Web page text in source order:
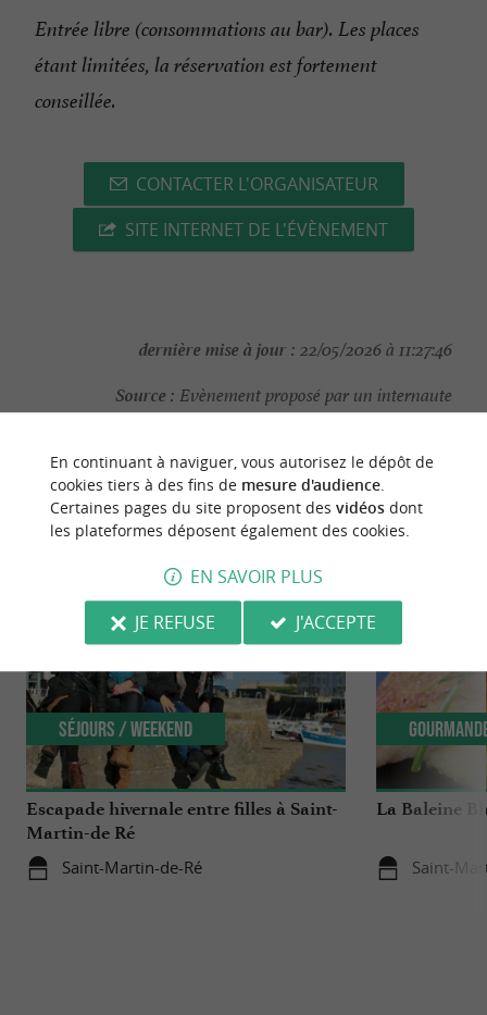
Entrée libre (consommations au bar). Les places
étant limitées, la réservation est fortement
conseillée.
CONTACTER L'ORGANISATEUR
SITE INTERNET DE L'ÉVÈNEMENT
dernière mise à jour : 22/05/2026 à 11:27:46
Source : Evènement proposé par un internaute
NOUS AVONS TESTÉPOUR VOUS
Escapade hivernale entre filles à Saint-
Martin-de Ré
Saint-Martin-de-Ré
Séjours / Weekend
La Baleine
Saint-
En continuant à naviguer, vous autorisez le dépôt de
cookies tiers à des fins de mesure d'audience.
Certaines pages du site proposent des vidéosdont
les plateformes déposent également des cookies.
EN SAVOIR PLUS
JE REFUSE
J'ACCEPTE